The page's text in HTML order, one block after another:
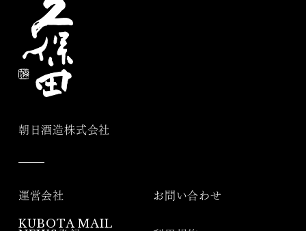
朝日酒造株式会社
運営会社 お問い合わせ
KUBOTA MAIL